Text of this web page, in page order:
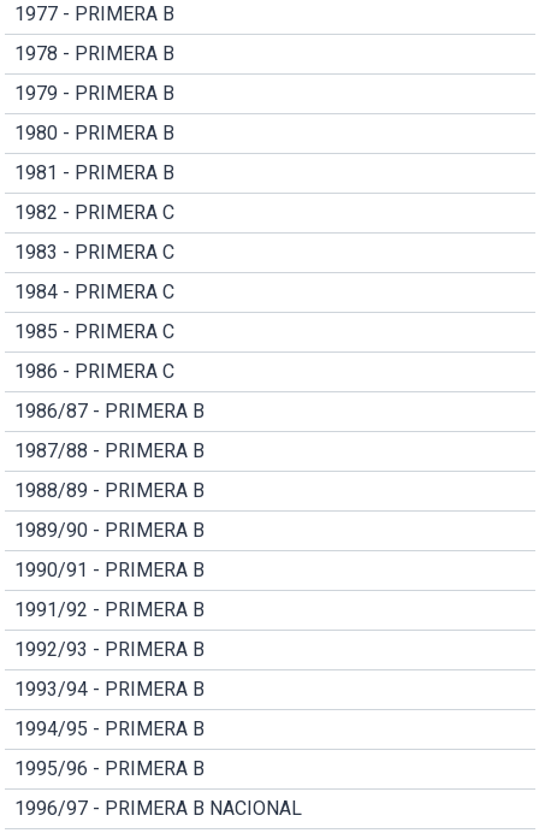
1977 - PRIMERA B
1978 - PRIMERA B
1979 - PRIMERA B
1980 - PRIMERA B
1981 - PRIMERA B
1982 - PRIMERA C
1983 - PRIMERA C
1984 - PRIMERA C
1985 - PRIMERA C
1986 - PRIMERA C
1986/87 - PRIMERA B
1987/88 - PRIMERA B
1988/89 - PRIMERA B
1989/90 - PRIMERA B
1990/91 - PRIMERA B
1991/92 - PRIMERA B
1992/93 - PRIMERA B
1993/94 - PRIMERA B
1994/95 - PRIMERA B
1995/96 - PRIMERA B
1996/97 - PRIMERA B NACIONAL